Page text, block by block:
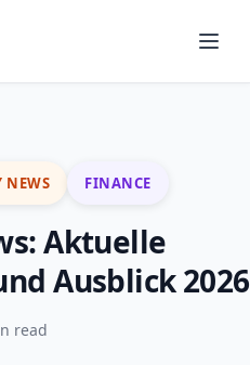
NEWS FINANCE
Aktuelle
Ausblick 2026
read